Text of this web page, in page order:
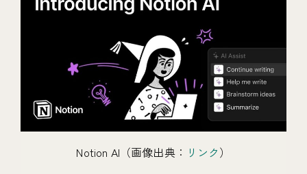
Notion AI（画像出典： リンク）